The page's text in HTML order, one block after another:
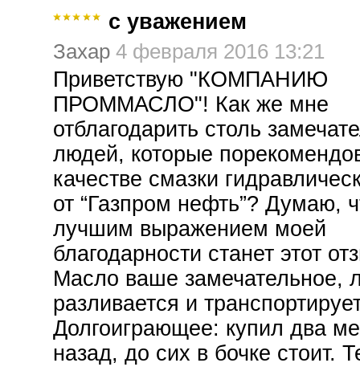
c уважением
Захар 4 февраля 2016 13:21
Приветствую "КОМПАНИЮ
ПРОММАСЛО"! Как же мне
отблагодарить столь
людей, которые
качестве смазки
от “Газпром нефть”? Думаю,
лучшим выражением моей
благодарности станет этот
Масло ваше замечательное,
разливается и
Долгоиграющее: купил два
назад, до сих в бочке стоит.